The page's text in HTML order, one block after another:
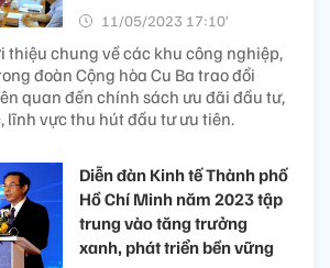
11/05/2023 17:10’
thiệu chung về các khu công nghiệp,
đoàn Cộng hòa Cu Ba trao đổi
quan đến chính sách ưu đãi đầu tư,
lĩnh vực thu hút đầu tư ưu tiên.
Diễn đàn Kinh tế Thành phố
Hồ Chí Minh năm 2023 tập
trung vào tăng trưởng
xanh, phát triển bền vững